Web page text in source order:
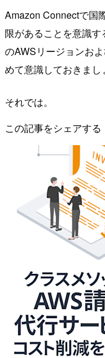
Amazon Connectで国
限があることを意識
のAWSリージョンお
めて意識しておきまし
それでは。
この記事をシェアする